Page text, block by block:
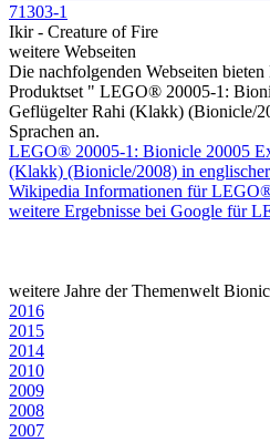
71303-1
Ikir - Creature of Fire
weitere Webseiten
Die nachfolgenden Webseiten
Produktset " LEGO® 20005-1:
Geflügelter Rahi (Klakk) (Bionicle/
Sprachen an.
LEGO® 20005-1: Bionicle 20005
(Klakk) (Bionicle/2008) in
Wikipedia Informationen für
weitere Ergebnisse bei Google für
weitere Jahre der Themenwelt
2016
2015
2014
2010
2009
2008
2007